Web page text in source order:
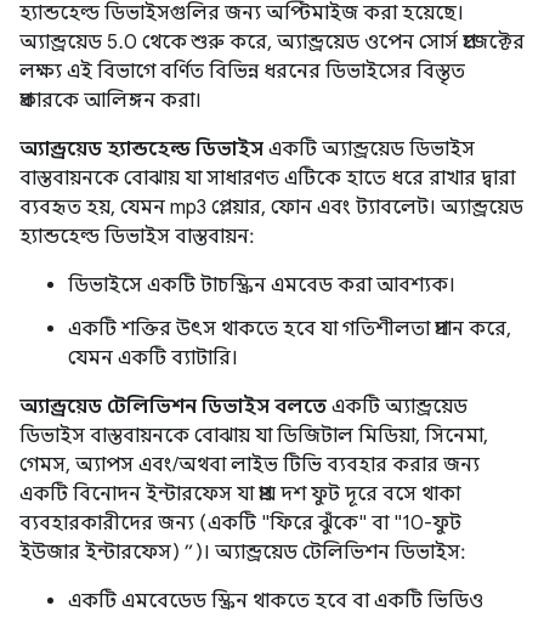
হ্যান্ডহেল্ড ডিভাইসগুলির জন্য অপ্টিমাইজ করা হয়েছে।
অ্যান্ড্রয়েড 5.0 থেকে শুরু করে, অ্যান্ড্রয়েড ওপেন সোর্স প্রজেক্টের
লক্ষ্য এই বিভাগে বর্ণিত বিভিন্ন ধরনের ডিভাইসের বিস্তৃত
প্রকারকে আলিঙ্গন করা।
অ্যান্ড্রয়েড হ্যান্ডহেল্ড ডিভাইস একটি অ্যান্ড্রয়েড ডিভাইস
বাস্তবায়নকে বোঝায় যা সাধারণত এটিকে হাতে ধরে রাখার দ্বারা
ব্যবহৃত হয়, যেমন mp3 প্লেয়ার, ফোন এবং ট্যাবলেট। অ্যান্ড্রয়েড
হ্যান্ডহেল্ড ডিভাইস বাস্তবায়ন:
ডিভাইসে একটি টাচস্ক্রিন এমবেড করা আবশ্যক।
একটি শক্তির উৎস থাকতে হবে যা গতিশীলতা প্রদান করে,
যেমন একটি ব্যাটারি।
অ্যান্ড্রয়েড টেলিভিশন ডিভাইস বলতে একটি অ্যান্ড্রয়েড
ডিভাইস বাস্তবায়নকে বোঝায় যা ডিজিটাল মিডিয়া, সিনেমা,
গেমস, অ্যাপস এবং/অথবা লাইভ টিভি ব্যবহার করার জন্য
একটি বিনোদন ইন্টারফেস যা প্রায় দশ ফুট দূরে বসে থাকা
ব্যবহারকারীদের জন্য (একটি "ফিরে ঝুঁকে" বা "10-ফুট
ইউজার ইন্টারফেস) ”)। অ্যান্ড্রয়েড টেলিভিশন ডিভাইস:
একটি এমবেডেড স্ক্রিন থাকতে হবে বা একটি ভিডিও